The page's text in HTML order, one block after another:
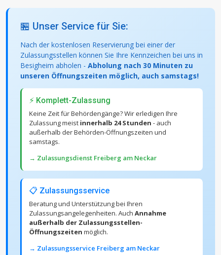
🏪 Unser Service für Sie:
Nach der kostenlosen Reservierung bei einer der
Zulassungsstellen können Sie Ihre Kennzeichen bei uns in
Besigheim abholen - Abholung nach 30 Minuten zu
unseren Öffnungszeiten möglich, auch samstags!
⚡ Komplett-Zulassung
Keine Zeit für Behördengänge? Wir erledigen Ihre
Zulassung meist innerhalb 24 Stunden - auch
außerhalb der Behörden-Öffnungszeiten und
samstags.
→ Zulassungsdienst Freiberg am Neckar
📋 Zulassungsservice
Beratung und Unterstützung bei Ihren
Zulassungsangelegenheiten. Auch Annahme
außerhalb der Zulassungsstellen-
Öffnungszeiten möglich.
→ Zulassungsservice Freiberg am Neckar